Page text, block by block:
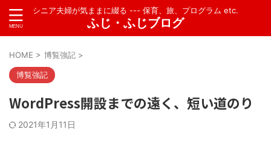
シニア夫婦が気ままに綴る --- 保育、旅、プログラム etc.
ふじ・ふじブログ
HOME > 博覧強記 >
博覧強記
WordPress開設までの遠く、短い道のり
2021年1月11日